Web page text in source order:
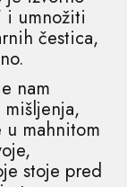
i umnožiti
čestica,
nam
mahnitom
stoje pred